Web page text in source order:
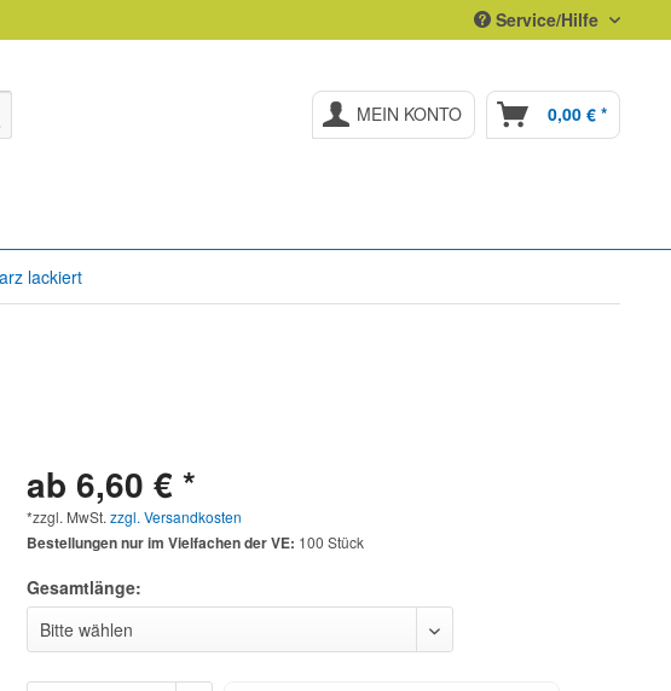
Service/Hilfe
MEIN KONTO 0,00 € *
lackiert
ab 6,60 € *
*zzgl. MwSt.zzgl. Versandkosten
Bestellungen nur im Vielfachen der VE: 100 Stück
Gesamtlänge: